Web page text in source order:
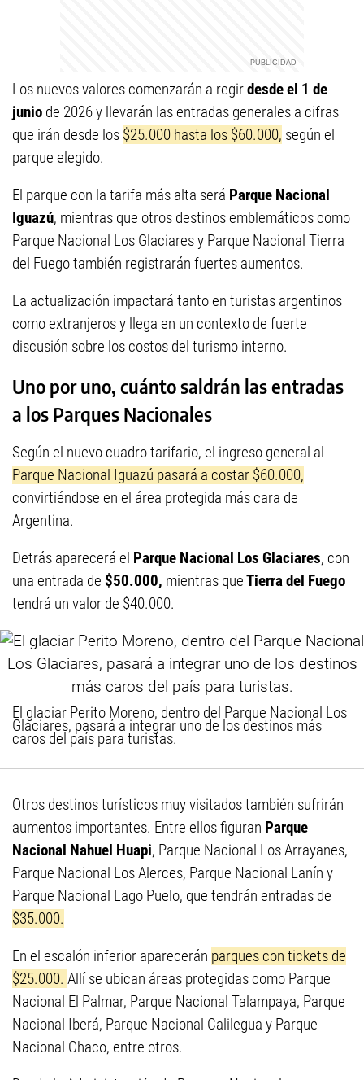
Los nuevos valores comenzarán a regirdesde el 1 de
junio de 2026 y llevarán las entradas generales a cifras
que irán desde los $25.000 hasta los $60.000, según el
parque elegido.
El parque con la tarifa más alta será Parque Nacional
Iguazú, mientras que otros destinos emblemáticos como
Parque Nacional Los Glaciares y Parque Nacional Tierra
del Fuego también registrarán fuertes aumentos.
La actualización impactará tanto en turistas argentinos
como extranjeros y llega en un contexto de fuerte
discusión sobre los costos del turismo interno.
Uno por uno, cuánto saldrán las entradas
a los Parques Nacionales
Según el nuevo cuadro tarifario, el ingreso general al
Parque Nacional Iguazú pasará a costar $60.000,
convirtiéndose en el área protegida más cara de
Argentina.
Detrás aparecerá el Parque Nacional Los Glaciares, con
una entrada de $50.000, mientras queTierra del Fuego
tendrá un valor de $40.000.
El glaciar Perito Moreno, dentro del Parque Nacional Los
Glaciares, pasará a integrar uno de los destinos más
caros del país para turistas.
Otros destinos turísticos muy visitados también sufrirán
aumentos importantes. Entre ellos figuran Parque
Nacional Nahuel Huapi, Parque Nacional Los Arrayanes,
Parque Nacional Los Alerces, Parque Nacional Lanín y
Parque Nacional Lago Puelo, que tendrán entradas de
$35.000.
En el escalón inferior aparecerán parques con tickets de
$25.000. Allí se ubican áreas protegidas como Parque
Nacional El Palmar, Parque Nacional Talampaya, Parque
Nacional Iberá, Parque Nacional Calilegua y Parque
Nacional Chaco, entre otros.